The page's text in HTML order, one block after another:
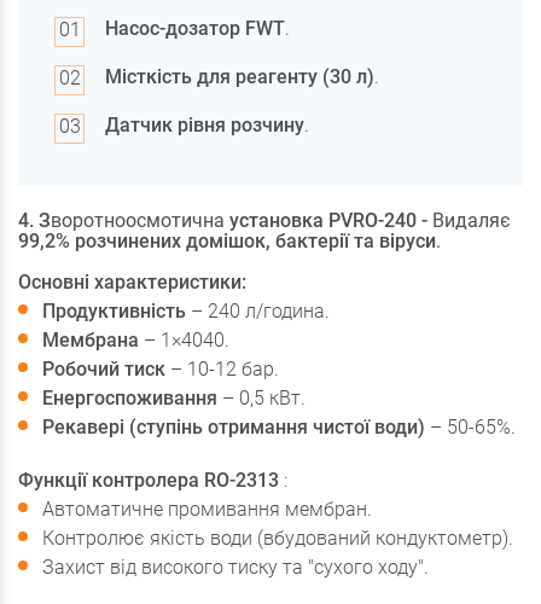
Насос-дозатор FWT.
Місткість для реагенту (30 л).
Датчик рівня розчину.
4. Зворотноосмотична установка PVRO-240 - Видаляє
99,2% розчинених домішок, бактерії та віруси.
Основні характеристики:
Продуктивність – 240 л/година.
Мембрана – 1×4040.
Робочий тиск – 10-12 бар.
Енергоспоживання – 0,5 кВт.
Рекавері (ступінь отримання чистої води) – 50-65%.
Функції контролера RO-2313 :
Автоматичне промивання мембран.
Контролює якість води (вбудований кондуктометр).
Захист від високого тиску та "сухого ходу".